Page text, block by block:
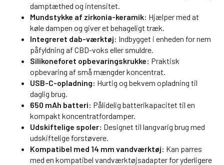
damptæthed og intensitet.
Mundstykke af zirkonia-keramik: Hjælper med at
køle dampen og giver et behageligt træk.
Integreret dab-værktøj: Indbygget i enheden for nem
påfyldning af CBD-voks eller smuldre.
Silikoneforet opbevaringskrukke: Praktisk
opbevaring af små mængder koncentrat.
USB-C-opladning: Hurtig og bekvem opladning til
daglig brug.
650 mAh batteri: Pålidelig batterikapacitet til en
kompakt koncentratfordamper.
Udskiftelige spoler: Designet til langvarig brug med
udskiftelige forstøvere.
Kompatibel med 14 mm vandværktøj: Kan parres
med en kompatibel vandværktøjsadapter for yderligere